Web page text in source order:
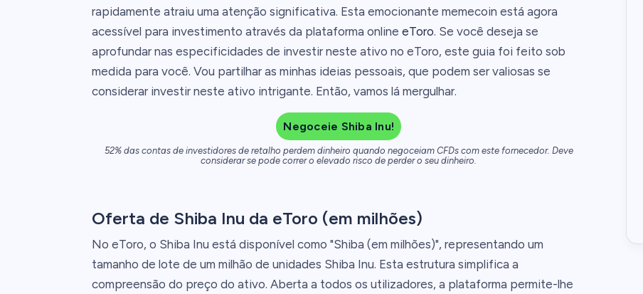
rapidamente atraiu uma atenção significativa. Esta emocionante memecoin está agora
acessível para investimento através da plataforma online eToro. Se você deseja se
aprofundar nas especificidades de investir neste ativo no eToro, este guia foi feito sob
medida para você. Vou partilhar as minhas ideias pessoais, que podem ser valiosas se
considerar investir neste ativo intrigante. Então, vamos lá mergulhar.
Negoceie Shiba Inu!
52% das contas de investidores de retalho perdem dinheiro quando negoceiam CFDs com este fornecedor. Deve
considerar se pode correr o elevado risco de perder o seu dinheiro.
Oferta de Shiba Inu da eToro (em milhões)
No eToro, o Shiba Inu está disponível como "Shiba (em milhões)", representando um
tamanho de lote de um milhão de unidades Shiba Inu. Esta estrutura simplifica a
compreensão do preço do ativo. Aberta a todos os utilizadores, a plataforma permite-lhe